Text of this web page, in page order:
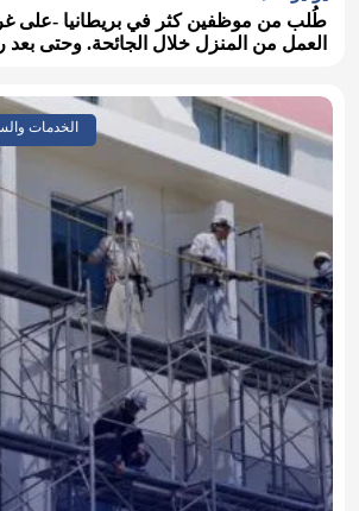
طُلب من موظفين كثر في بريطانيا -على
العمل من المنزل خلال الجائحة. وحتى بعد
الخدمات